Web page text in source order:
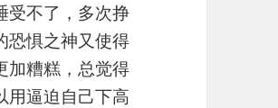
受不了，多次挣
恐惧之神又使得
加糟糕，总觉得
用逼迫自己下高